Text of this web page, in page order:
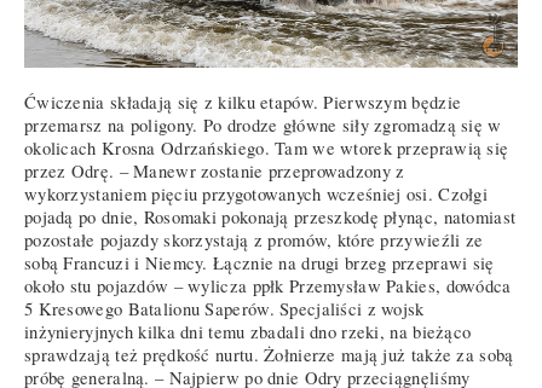
Ćwiczenia składają się z kilku etapów. Pierwszym będzie
przemarsz na poligony. Po drodze główne siły zgromadzą się w
okolicach Krosna Odrzańskiego. Tam we wtorek przeprawią się
przez Odrę. – Manewr zostanie przeprowadzony z
wykorzystaniem pięciu przygotowanych wcześniej osi. Czołgi
pojadą po dnie, Rosomaki pokonają przeszkodę płynąc, natomiast
pozostałe pojazdy skorzystają z promów, które przywieźli ze
sobą Francuzi i Niemcy. Łącznie na drugi brzeg przeprawi się
około stu pojazdów – wylicza ppłk Przemysław Pakies, dowódca
5 Kresowego Batalionu Saperów. Specjaliści z wojsk
inżynieryjnych kilka dni temu zbadali dno rzeki, na bieżąco
sprawdzają też prędkość nurtu. Żołnierze mają już także za sobą
próbę generalną. – Najpierw po dnie Odry przeciągnęliśmy